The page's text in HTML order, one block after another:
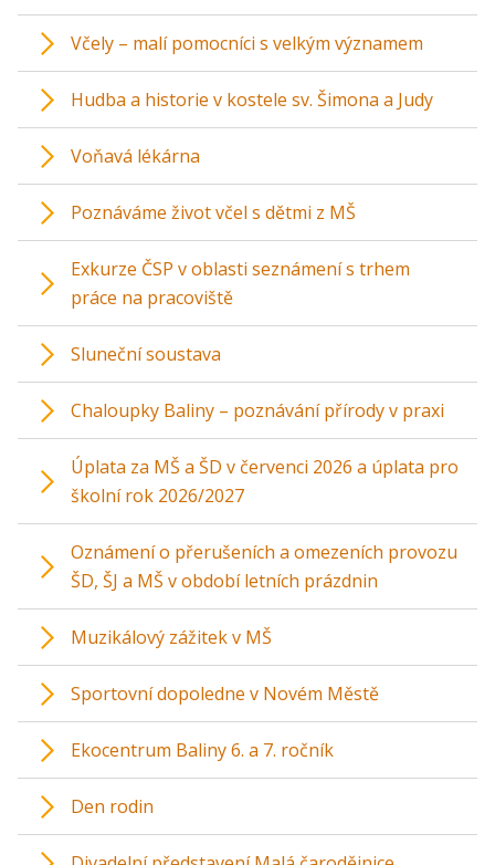
Včely – malí pomocníci s velkým významem
Hudba a historie v kostele sv. Šimona a Judy
Voňavá lékárna
Poznáváme život včel s dětmi z MŠ
Exkurze ČSP v oblasti seznámení s trhem
práce na pracoviště
Sluneční soustava
Chaloupky Baliny – poznávání přírody v praxi
Úplata za MŠ a ŠD v červenci 2026 a úplata pro
školní rok 2026/2027
Oznámení o přerušeních a omezeních provozu
ŠD, ŠJ a MŠ v období letních prázdnin
Muzikálový zážitek v MŠ
Sportovní dopoledne v Novém Městě
Ekocentrum Baliny 6. a 7. ročník
Den rodin